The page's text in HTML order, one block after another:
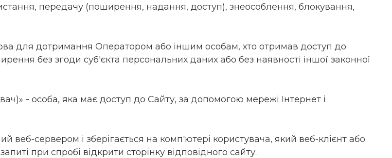
передачу (поширення, надання, доступ), знеособлення, блокування,
для дотримання Оператором або іншим особам, хто отримав доступ до
без згоди суб'єкта персональних даних або без наявності іншої законної
- особа, яка має доступ до Сайту, за допомогою мережі Інтернет і
веб-сервером і зберігається на комп'ютері користувача, який веб-клієнт або
при спробі відкрити сторінку відповідного сайту.